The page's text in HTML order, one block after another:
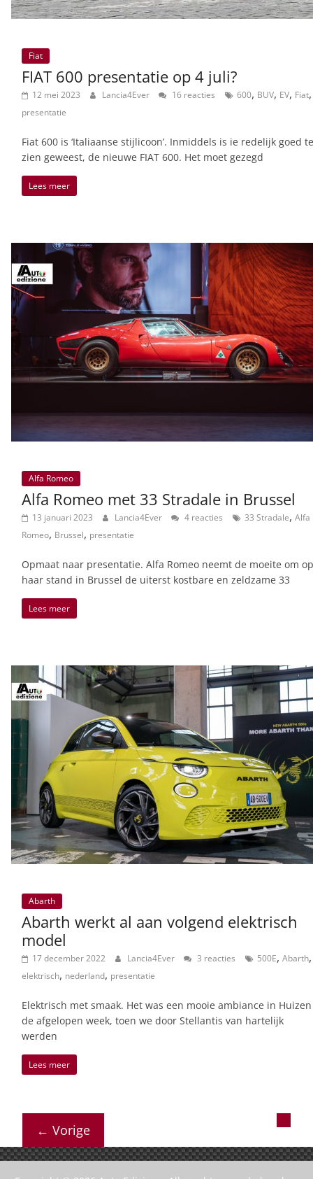
Fiat
FIAT 600 presentatie op 4 juli?
12 mei 2023 Lancia4Ever 16 reacties 600, BUV, EV, Fiat,
presentatie
Fiat 600 is ‘Italiaanse stijlicoon’. Inmiddels is ie redelijk goed te
zien geweest, de nieuwe FIAT 600. Het moet gezegd
Lees meer
Alfa Romeo
Alfa Romeo met 33 Stradale in Brussel
13 januari 2023 Lancia4Ever 4 reacties 33 Stradale, Alfa
Romeo, Brussel, presentatie
Opmaat naar presentatie. Alfa Romeo neemt de moeite om op
haar stand in Brussel de uiterst kostbare en zeldzame 33
Lees meer
Abarth
Abarth werkt al aan volgend elektrisch
model
17 december 2022 Lancia4Ever 3 reacties 500E, Abarth,
elektrisch, nederland, presentatie
Elektrisch met smaak. Het was een mooie ambiance in Huizen
de afgelopen week, toen we door Stellantis van hartelijk
werden
Lees meer
← Vorige